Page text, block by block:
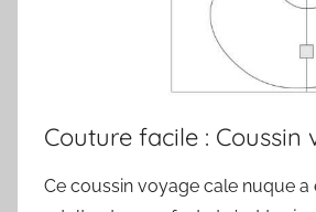
Couture facile : Coussin
Ce coussin voyage cale nuque a